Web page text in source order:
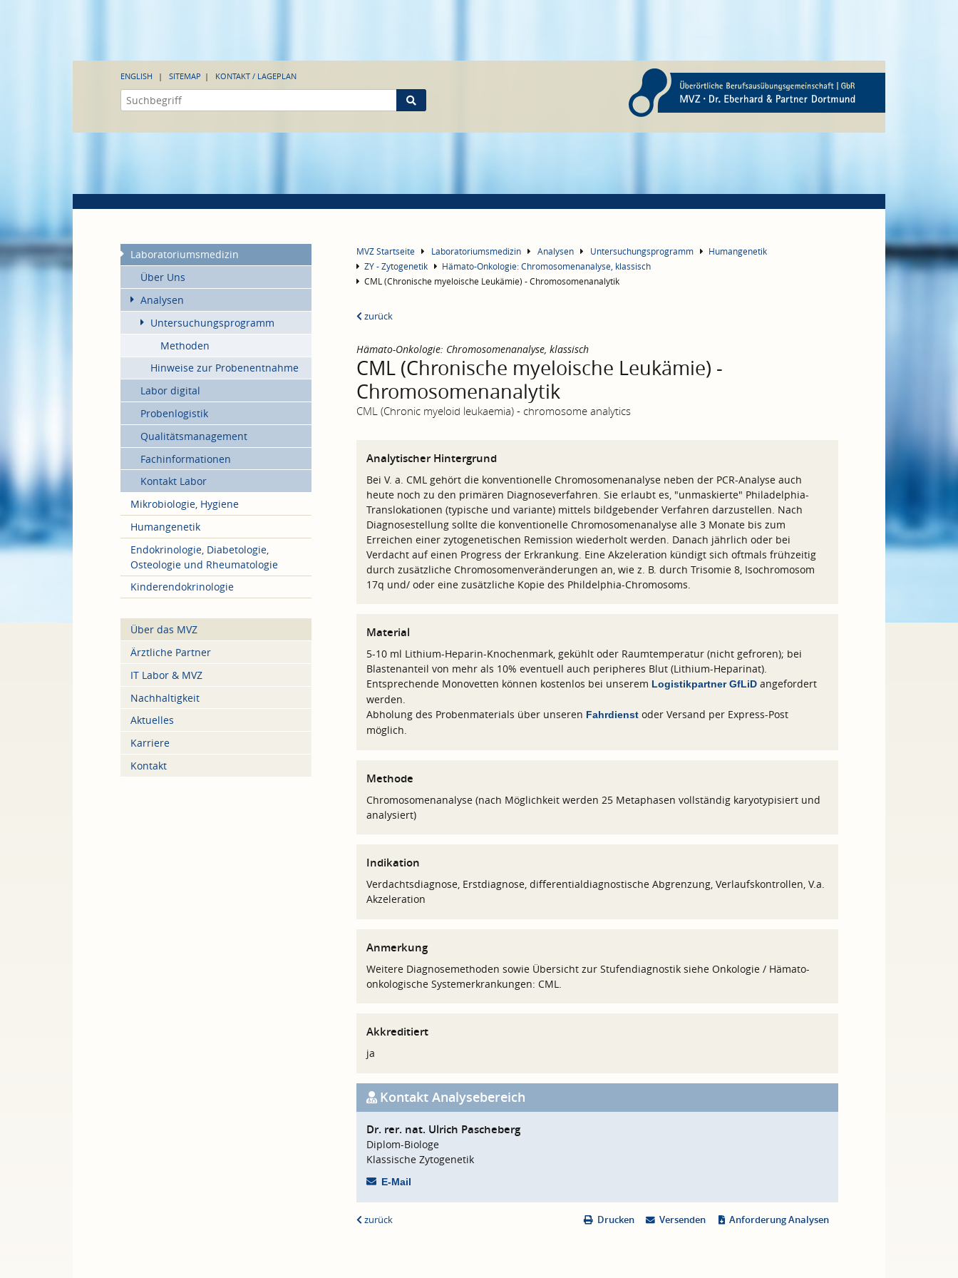
ENGLISH SITEMAP KONTAKT / LAGEPLAN
Laboratoriumsmedizin
Über Uns
Analysen
Untersuchungsprogramm
Methoden
Hinweise zur Probenentnahme
Labor digital
Probenlogistik
Qualitätsmanagement
Fachinformationen
Kontakt Labor
Mikrobiologie, Hygiene
Humangenetik
Endokrinologie, Diabetologie,
Osteologie und Rheumatologie
Kinderendokrinologie
Über das MVZ
Ärztliche Partner
IT Labor & MVZ
Nachhaltigkeit
Aktuelles
Karriere
Kontakt
MVZ Startseite Laboratoriumsmedizin Analysen Untersuchungsprogramm
Humangenetik
ZY - Zytogenetik
Hämato-Onkologie: Chromosomenanalyse, klassisch
CML (Chronische myeloische Leukämie) - Chromosomenanalytik
zurück
Hämato-Onkologie: Chromosomenanalyse, klassisch
CML (Chronische myeloische Leukämie) -
Chromosomenanalytik
CML (Chronic myeloid leukaemia) - chromosome analytics
Analytischer Hintergrund
Bei V. a. CML gehört die konventionelle Chromosomenanalyse neben der PCR-Analyse auch
heute noch zu den primären Diagnoseverfahren. Sie erlaubt es, "unmaskierte" Philadelphia-
Translokationen (typische und variante) mittels bildgebender Verfahren darzustellen. Nach
Diagnosestellung sollte die konventionelle Chromosomenanalyse alle 3 Monate bis zum
Erreichen einer zytogenetischen Remission wiederholt werden. Danach jährlich oder bei
Verdacht auf einen Progress der Erkrankung. Eine Akzeleration kündigt sich oftmals frühzeitig
durch zusätzliche Chromosomenveränderungen an, wie z. B. durch Trisomie 8, Isochromosom
17q und/ oder eine zusätzliche Kopie des Phildelphia-Chromosoms.
Material
5-10 ml Lithium-Heparin-Knochenmark, gekühlt oder Raumtemperatur (nicht gefroren); bei
Blastenanteil von mehr als 10% eventuell auch peripheres Blut (Lithium-Heparinat).
Entsprechende Monovetten können kostenlos bei unserem Logistikpartner GfLiDangefordert
werden.
Abholung des Probenmaterials über unseren Fahrdienstoder Versand per Express-Post
möglich.
Methode
Chromosomenanalyse (nach Möglichkeit werden 25 Metaphasen vollständig karyotypisiert und
analysiert)
Indikation
Verdachtsdiagnose, Erstdiagnose, differentialdiagnostische Abgrenzung, Verlaufskontrollen, V.a.
Akzeleration
Anmerkung
Weitere Diagnosemethoden sowie Übersicht zur Stufendiagnostik siehe Onkologie / Hämato-
onkologische Systemerkrankungen: CML.
Akkreditiert
ja
Kontakt Analysebereich
Dr. rer. nat. Ulrich Pascheberg
Diplom-Biologe
Klassische Zytogenetik
E-Mail
Drucken Versenden Anforderung Analysen
zurück